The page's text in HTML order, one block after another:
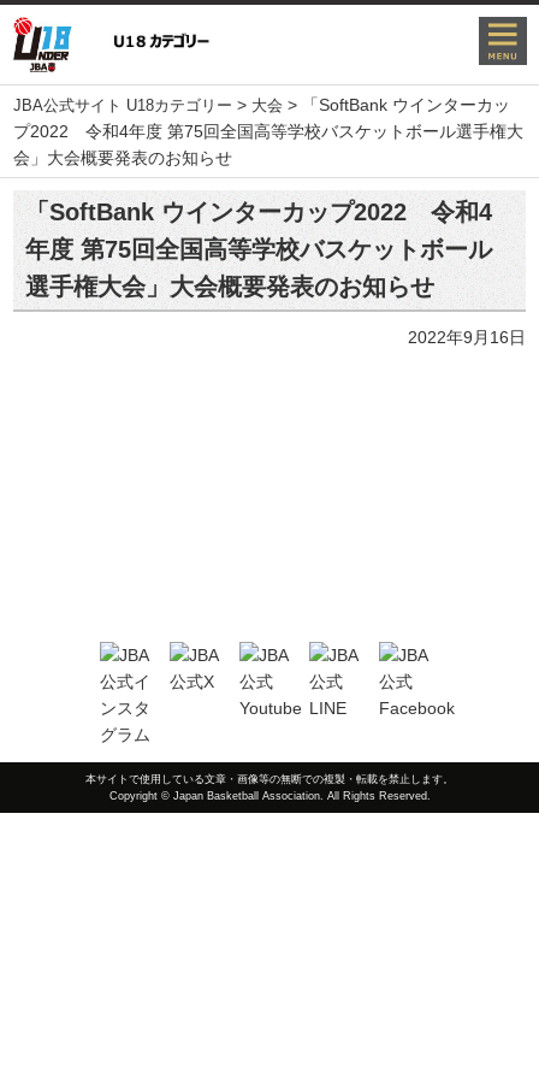
JBA公式サイト U18カテゴリー > 大会 >
「SoftBank ウインターカッ
プ2022 令和4年度 第75回全国高等学校バスケットボール選手権大
会」大会概要発表のお知らせ
「SoftBank ウインターカップ2022 令和4
年度 第75回全国高等学校バスケットボール
選手権大会」大会概要発表のお知らせ
2022年9月16日
本サイトで使用している文章・画像等の無断での複製・転載を禁止します。
Copyright © Japan Basketball Association. All Rights Reserved.